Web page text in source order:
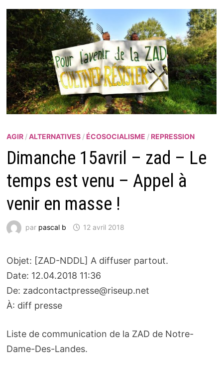
AGIR/ALTERNATIVES/ ÉCOSOCIALISME / REPRESSION
Dimanche 15avril – zad – Le
temps est venu – Appel à
venir en masse !
par pascal b 12 avril 2018
Objet: [ZAD-NDDL] A diffuser partout.
Date: 12.04.2018 11:36
De: zadcontactpresse@riseup.net
À: diff presse
Liste de communication de la ZAD de Notre-
Dame-Des-Landes.